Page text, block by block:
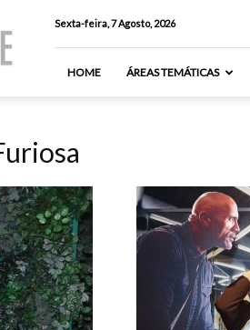
Sexta-feira, 7 Agosto, 2026
HOME ÁREAS TEMÁTICAS